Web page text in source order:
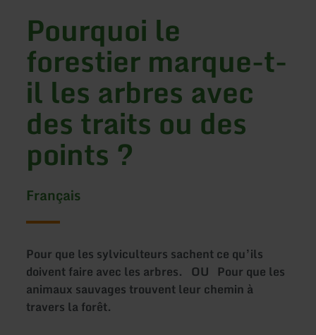
Pourquoi le
forestier marque-t-
il les arbres avec
des traits ou des
points ?
Français
Pour que les sylviculteurs sachent ce qu’ils
doivent faire avec les arbres. OU Pour que les
animaux sauvages trouvent leur chemin à
travers la forêt.